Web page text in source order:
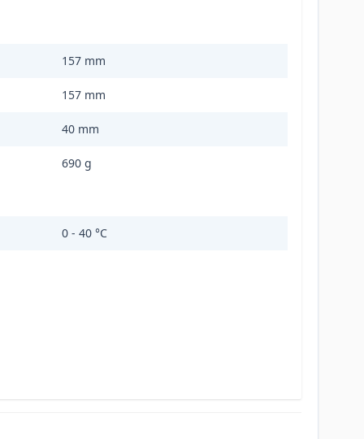
157 mm
157 mm
40 mm
690 g
0 - 40 °C